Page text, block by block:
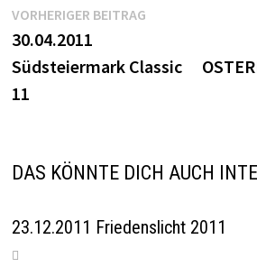
Beitragsnavigation
VORHERIGER BEITRAGVorheriger
30.04.2011
Südsteiermark Classic
11
DAS KÖNNTE DICH AUCH
23.12.2011 Friedenslicht 2011